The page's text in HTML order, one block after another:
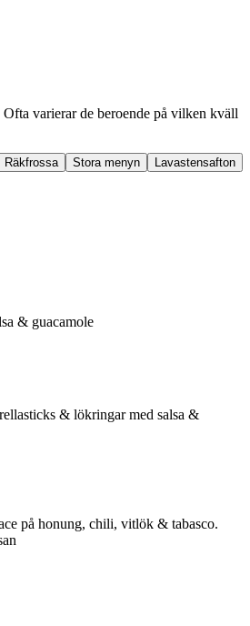
varierar de beroende på vilken kväll
Räkfrossa Stora menyn
Lavastensafton
& guacamole
& lökringar med salsa &
på honung, chili, vitlök & tabasco.